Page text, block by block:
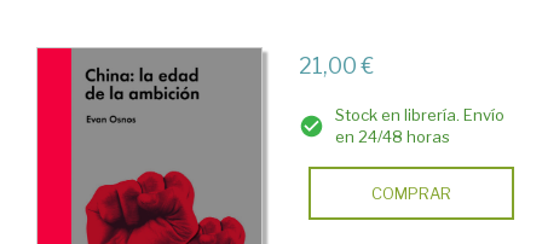
21,00 €
Stock en librería. Envío
en 24/48 horas
COMPRAR